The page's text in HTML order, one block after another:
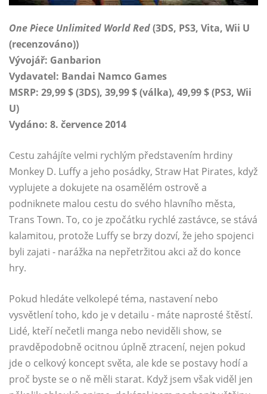
One Piece Unlimited World Red(3DS, PS3, Vita, Wii U
(recenzováno))
Vývojář: Ganbarion
Vydavatel: Bandai Namco Games
MSRP: 29,99 $ (3DS), 39,99 $ (válka), 49,99 $ (PS3, Wii
U)
Vydáno: 8. července 2014
Cestu zahájíte velmi rychlým představením hrdiny
Monkey D. Luffy a jeho posádky, Straw Hat Pirates, když
vyplujete a dokujete na osamělém ostrově a
podniknete malou cestu do svého hlavního města,
Trans Town. To, co je zpočátku rychlé zastávce, se stává
kalamitou, protože Luffy se brzy dozví, že jeho spojenci
byli zajati - narážka na nepřetržitou akci až do konce
hry.
Pokud hledáte velkolepé téma, nastavení nebo
vysvětlení toho, kdo je v detailu - máte naprosté štěstí.
Lidé, kteří nečetli manga nebo neviděli show, se
pravděpodobně ocitnou úplně ztracení, nejen pokud
jde o celkový koncept světa, ale kde se postavy hodí a
proč byste se o ně měli starat. Když jsem však viděl jen